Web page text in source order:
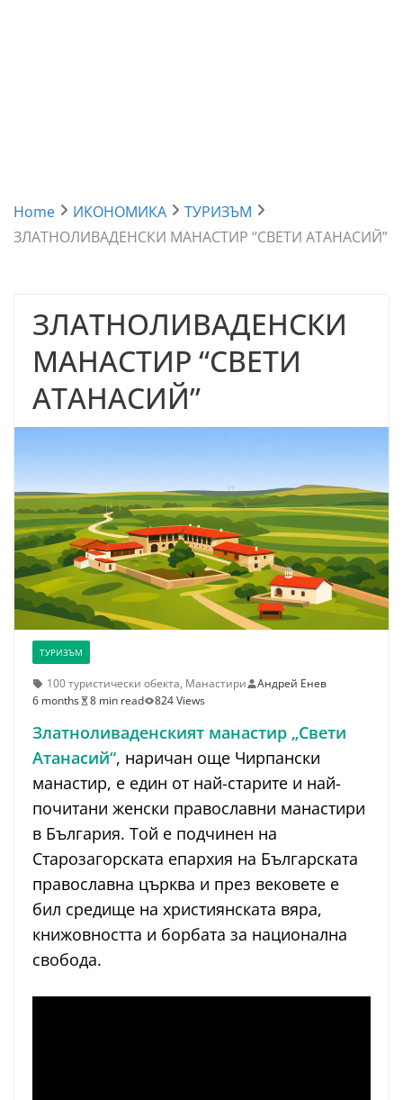
Home ИКОНОМИКА
ТУРИЗЪМ
ЗЛАТНОЛИВАДЕНСКИ МАНАСТИР “СВЕТИ АТАНАСИЙ”
ЗЛАТНОЛИВАДЕНСКИ
МАНАСТИР “СВЕТИ
АТАНАСИЙ”
ТУРИЗЪМ
100 туристически обекта, Манастири
Андрей Енев
6 months
8 min read 824 Views
Златноливаденският манастир „Свети
Атанасий“, наричан още Чирпански
манастир, е един от най-старите и най-
почитани женски православни манастири
в България. Той е подчинен на
Старозагорската епархия на Българската
православна църква и през вековете е
бил средище на християнската вяра,
книжовността и борбата за национална
свобода.